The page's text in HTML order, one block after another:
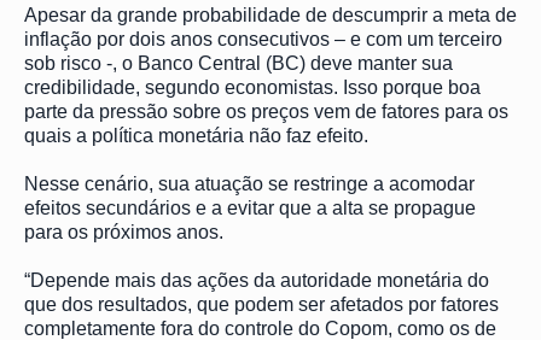
Apesar da grande probabilidade de descumprir a meta de
inflação por dois anos consecutivos – e com um terceiro
sob risco -, o Banco Central (BC) deve manter sua
credibilidade, segundo economistas. Isso porque boa
parte da pressão sobre os preços vem de fatores para os
quais a política monetária não faz efeito.
Nesse cenário, sua atuação se restringe a acomodar
efeitos secundários e a evitar que a alta se propague
para os próximos anos.
“Depende mais das ações da autoridade monetária do
que dos resultados, que podem ser afetados por fatores
completamente fora do controle do Copom, como os de